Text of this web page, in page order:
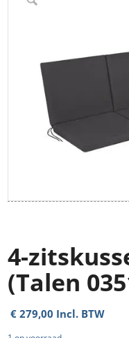
4-
(Talen
€ 279,00 Incl. BTW